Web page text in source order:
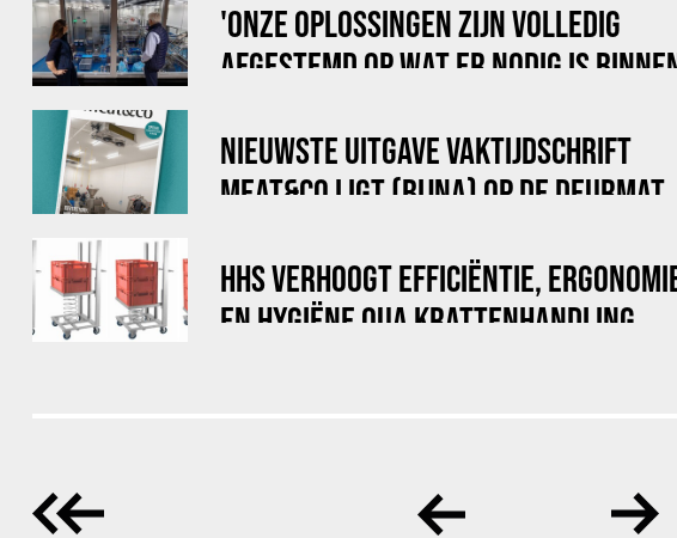
'ONZE OPLOSSINGEN ZIJN VOLLEDIG
AFGESTEMD OP WAT ER NODIG IS
NIEUWSTE UITGAVE VAKTIJDSCHRIFT
MEAT&CO LIGT (BIJNA) OP DE DEURMAT
HHS VERHOOGT EFFICIËNTIE,
EN HYGIËNE QUA KRATTENHANDLING